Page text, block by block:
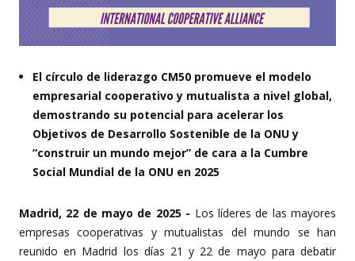
El círculo de liderazgo CM50 promueve el modelo
empresarial cooperativo y mutualista a nivel global,
demostrando su potencial para acelerar los
Objetivos de Desarrollo Sostenible de la ONU y
“construir un mundo mejor” de cara a la Cumbre
Social Mundial de la ONU en 2025
Madrid, 22 de mayo de 2025 - Los líderes de las mayores
empresas cooperativas y mutualistas del mundo se han
reunido en Madrid los días 21 y 22 de mayo para debatir